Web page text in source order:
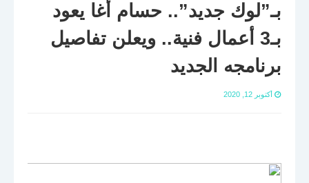
بـ”لوك جديد”.. حسام أغا يعود
بـ3 أعمال فنية.. ويعلن تفاصيل
برنامجه الجديد
أكتوبر 12, 2020